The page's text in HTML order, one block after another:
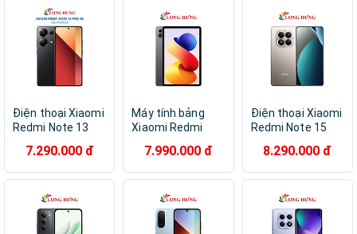
Điện thoại Xiaomi
Redmi Note 13
(8GB/128GB) -
Hàng chính hãng
7.290.000 đ
Máy tính bảng
Xiaomi Redmi
Wifi (6GB/128GB)
- Hàng chính hãng
7.990.000 đ
Điện thoại Xiaomi
Redmi Note 15
(12GB/256GB) -
Hàng chính hãng
8.290.000 đ